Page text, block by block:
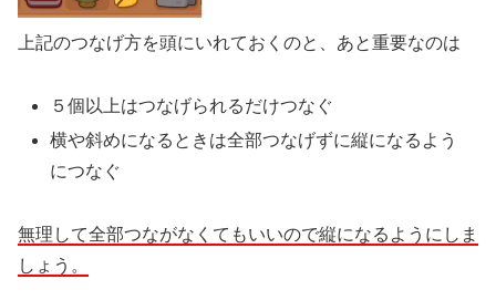
上記のつなげ方を頭にいれておくのと、あと重要なのは
５個以上はつなげられるだけつなぐ
横や斜めになるときは全部つなげずに縦になるよう
につなぐ
無理して全部つながなくてもいいので縦になるようにしま
しょう。